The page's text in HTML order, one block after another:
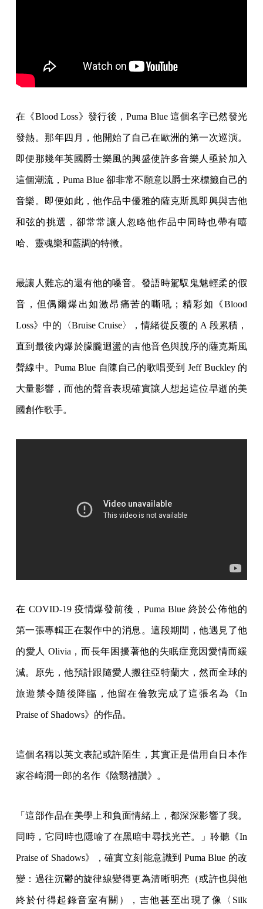
在《Blood Loss》發行後，Puma Blue 這個名字已然發光
發熱。那年四月，他開始了自己在歐洲的第一次巡演。
即便那幾年英國爵士樂風的興盛使許多音樂人亟於加入
這個潮流，Puma Blue 卻非常不願意以爵士來標籤自己的
音樂。即便如此，他作品中優雅的薩克斯風即興與吉他
和弦的挑選，卻常常讓人忽略他作品中同時也帶有嘻
哈、靈魂樂和藍調的特徵。
最讓人難忘的還有他的嗓音。發語時駕馭鬼魅輕柔的假
音，但偶爾爆出如激昂痛苦的嘶吼；精彩如《Blood
Loss》中的〈Bruise Cruise〉，情緒從反覆的 A 段累積，
直到最後內爆於朦朧迴盪的吉他音色與脫序的薩克斯風
聲線中。Puma Blue 自陳自己的歌唱受到 Jeff Buckley 的
大量影響，而他的聲音表現確實讓人想起這位早逝的美
國創作歌手。
在 COVID-19 疫情爆發前後，Puma Blue 終於公佈他的
第一張專輯正在製作中的消息。這段期間，他遇見了他
的愛人 Olivia，而長年困擾著他的失眠症竟因愛情而緩
減。原先，他預計跟隨愛人搬往亞特蘭大，然而全球的
旅遊禁令隨後降臨，他留在倫敦完成了這張名為《In
Praise of Shadows》的作品。
這個名稱以英文表記或許陌生，其實正是借用自日本作
家谷崎潤一郎的名作《陰翳禮讚》。
「這部作品在美學上和負面情緒上，都深深影響了我。
同時，它同時也隱喻了在黑暗中尋找光芒。」聆聽《In
Praise of Shadows》，確實立刻能意識到 Puma Blue 的改
變：過往沉鬱的旋律線變得更為清晰明亮（或許也與他
終於付得起錄音室有關），吉他甚至出現了像〈Silk